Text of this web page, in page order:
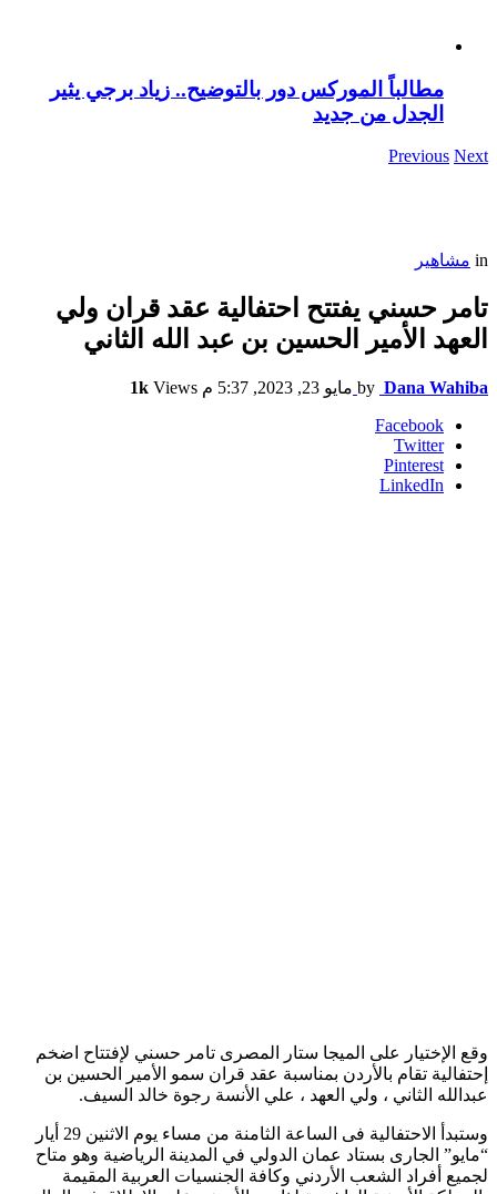
مطالباً الموركس دور بالتوضيح.. زياد برجي يثير
الجدل من جديد
Previous Next
in مشاهير
تامر حسني يفتتح احتفالية عقد قران ولي
العهد الأمير الحسين بن عبد الله الثاني
by Dana Wahiba مايو 23, 2023, 5:37 م 1k Views
Facebook
Twitter
Pinterest
LinkedIn
وقع الإختيار على الميجا ستار المصرى تامر حسني لإفتتاح اضخم
إحتفالية تقام بالأردن بمناسبة عقد قران سمو الأمير الحسين بن
عبدالله الثاني ، ولي العهد ، علي الأنسة رجوة خالد السيف.
وستبدأ الاحتفالية فى الساعة الثامنة من مساء يوم الاثنين 29 أيار
“مايو” الجارى بستاد عمان الدولي في المدينة الرياضية وهو متاح
لجميع أفراد الشعب الأردني وكافة الجنسيات العربية المقيمة